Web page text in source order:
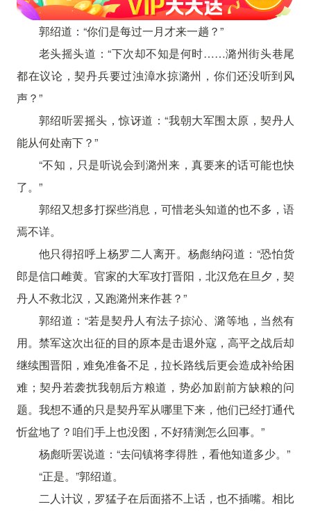
郭绍道：“你们是每过一月才来一趟？”
老头摇头道：“下次却不知是何时……潞州街头巷尾
都在议论，契丹兵要过浊漳水掠潞州，你们还没听到风
声？”
郭绍听罢摇头，惊讶道：“我朝大军围太原，契丹人
能从何处南下？”
“不知，只是听说会到潞州来，真要来的话可能也快
了。”
郭绍又想多打探些消息，可惜老头知道的也不多，语
焉不详。
他只得招呼上杨罗二人离开。杨彪纳闷道：“恐怕货
郎是信口雌黄。官家的大军攻打晋阳，北汉危在旦夕，契
丹人不救北汉，又跑潞州来作甚？”
郭绍道：“若是契丹人有法子掠沁、潞等地，当然有
用。禁军这次出征的目的原本是击退外寇，高平之战后却
继续围晋阳，难免准备不足，拉长路线后更会造成补给困
难；契丹若袭扰我朝后方粮道，势必加剧前方缺粮的问
题。我想不通的只是契丹军从哪里下来，他们已经打通代
忻盆地了？咱们手上也没图，不好猜测怎么回事。”
杨彪听罢说道：“去问镇将李得胜，看他知道多少。”
“正是。”郭绍道。
二人计议，罗猛子在后面搭不上话，也不插嘴。相比